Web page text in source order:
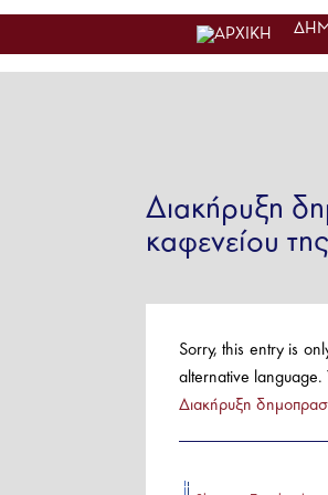
Διακήρυξη
καφενείου
Sorry, this entry is
alternative language.
Διακήρυξη